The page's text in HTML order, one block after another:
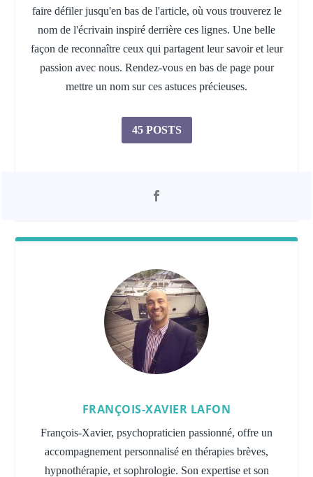
faire défiler jusqu'en bas de l'article, où vous trouverez le
nom de l'écrivain inspiré derrière ces lignes. Une belle
façon de reconnaître ceux qui partagent leur savoir et leur
passion avec nous. Rendez-vous en bas de page pour
mettre un nom sur ces astuces précieuses.
45 POSTS
FRANÇOIS-XAVIER LAFON
François-Xavier, psychopraticien passionné, offre un
accompagnement personnalisé en thérapies brèves,
hypnothérapie, et sophrologie. Son expertise et son